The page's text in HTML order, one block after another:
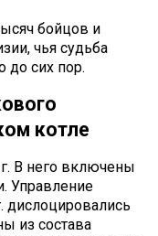
бойцов и
чья судьба
до сих пор.
котле
В него включены
Управление
дислоцировались
из состава